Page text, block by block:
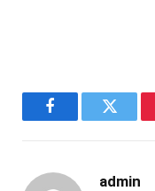
FacebookTwitter
admin